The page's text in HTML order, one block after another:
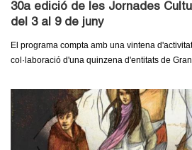
G
e
c
30a edició de les Jornades
del 3 al 9 de juny
El programa compta amb una vintena
col·laboració d'una quinzena d'entitats de